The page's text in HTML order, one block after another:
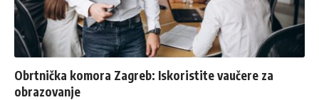
Obrtnička komora Zagreb: Iskoristite vaučere za
obrazovanje